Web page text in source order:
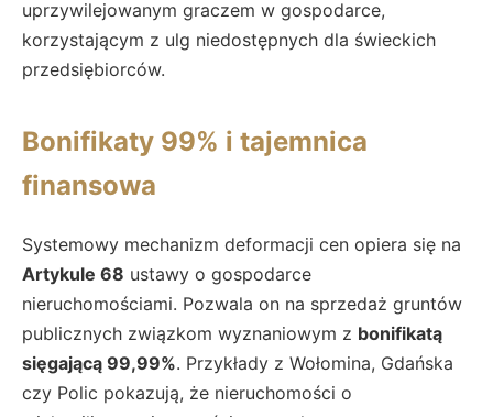
uprzywilejowanym graczem w gospodarce,
korzystającym z ulg niedostępnych dla świeckich
przedsiębiorców.
Bonifikaty 99% i tajemnica
finansowa
Systemowy mechanizm deformacji cen opiera się na
Artykule 68 ustawy o gospodarce
nieruchomościami. Pozwala on na sprzedaż gruntów
publicznych związkom wyznaniowym z bonifikatą
sięgającą 99,99%. Przykłady z Wołomina, Gdańska
czy Polic pokazują, że nieruchomości o